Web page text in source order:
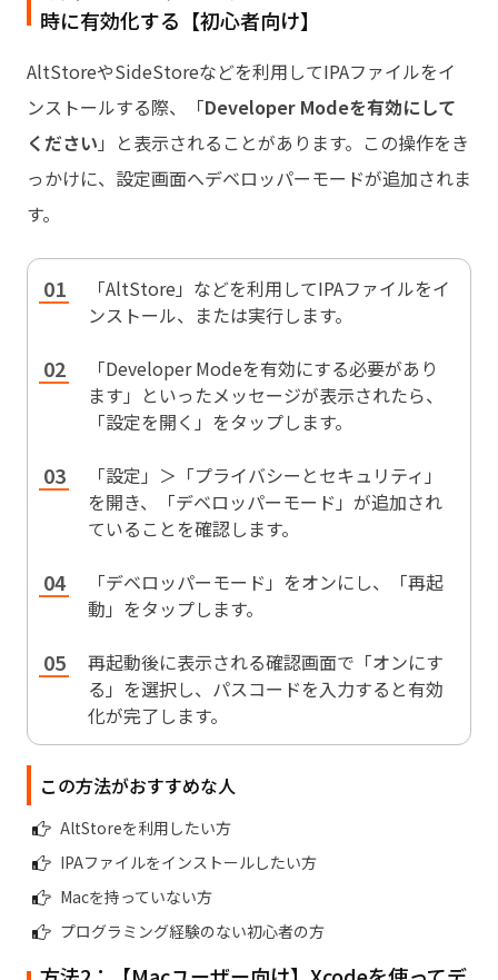
時に有効化する【初心者向け】
AltStoreやSideStoreなどを利用してIPAファイルをイ
ンストールする際、「Developer Modeを有効にして
ください 」と表示されることがあります。この操作をき
っかけに、設定画面へデベロッパーモードが追加されま
す。
「AltStore」などを利用してIPAファイルをイ
ンストール、または実行します。
「Developer Modeを有効にする必要があり
ます」といったメッセージが表示されたら、
「設定を開く」をタップします。
「設定」＞「プライバシーとセキュリティ」
を開き、「デベロッパーモード」が追加され
ていることを確認します。
「デベロッパーモード」をオンにし、「再起
動」をタップします。
再起動後に表示される確認画面で「オンにす
る」を選択し、パスコードを入力すると有効
化が完了します。
この方法がおすすめな人
AltStoreを利用したい方
IPAファイルをインストールしたい方
Macを持っていない方
プログラミング経験のない初心者の方